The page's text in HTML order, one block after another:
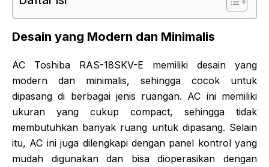
Desain yang Modern dan Minimalis
AC Toshiba RAS-18SKV-E memiliki desain yang
modern dan minimalis, sehingga cocok untuk
dipasang di berbagai jenis ruangan. AC ini memiliki
ukuran yang cukup compact, sehingga tidak
membutuhkan banyak ruang untuk dipasang. Selain
itu, AC ini juga dilengkapi dengan panel kontrol yang
mudah digunakan dan bisa dioperasikan dengan